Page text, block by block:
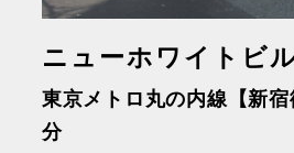
ニューホワイトビ
東京メトロ丸の内線【新
分